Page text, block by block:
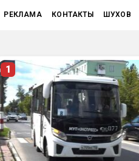
РЕКЛАМА КОНТАКТЫ ШУХОВ